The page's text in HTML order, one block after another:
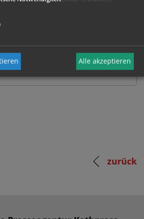
zurück
Alle akzeptieren